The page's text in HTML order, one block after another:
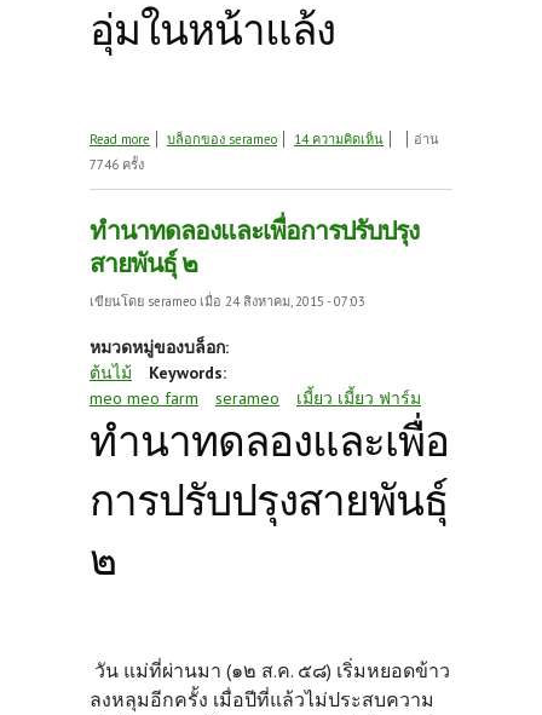
อุ่มในหน้าแล้ง
Read more about ความเขียวชะอุ่มในหน้าแล้ง
บล็อกของ serameo 14 ความคิดเห็น
อ่าน
7746 ครั้ง
ทำนาทดลองและเพื่อการปรับปรุง
สายพันธุ์ ๒
เขียนโดย serameo เมื่อ 24 สิงหาคม, 2015 - 07:03
หมวดหมู่ของบล็อก:
ต้นไม้
Keywords:
meo meo farm
serameo เมี้ยว เมี้ยว ฟาร์ม
ทำนาทดลองและเพื่อ
การปรับปรุงสายพันธุ์
๒
วัน แม่ที่ผ่านมา (๑๒ ส.ค. ๕๘) เริ่มหยอดข้าว
ลงหลุมอีกครั้ง เมื่อปีที่แล้วไม่ประสบความ